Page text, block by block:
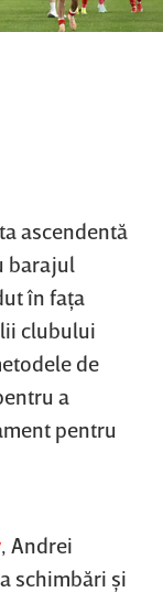
ascendentă
barajul
în faţa
clubului
de
a
pentru
, Andrei
schimbări şi